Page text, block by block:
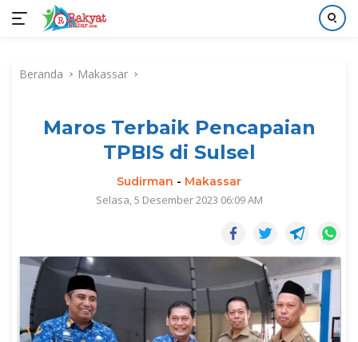
kontenBeranda Makassar
Maros Terbaik Pencapaian
TPBIS di Sulsel
Sudirman - Makassar
Selasa, 5 Desember 2023 06:09 AM